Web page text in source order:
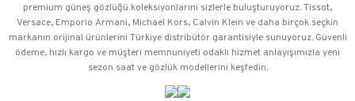
premium güneş gözlüğü koleksiyonlarını sizlerle buluşturuyoruz. Tissot,
Versace, Emporio Armani, Michael Kors, Calvin Klein ve daha birçok seçkin
markanın orijinal ürünlerini Türkiye distribütör garantisiyle sunuyoruz. Güvenli
ödeme, hızlı kargo ve müşteri memnuniyeti odaklı hizmet anlayışımızla yeni
sezon saat ve gözlük modellerini keşfedin.